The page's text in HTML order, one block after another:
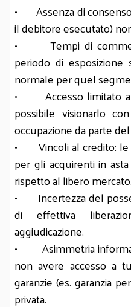
• Assenza di
il debitore esecutato)
• Tempi di
periodo di
normale per quel
• Accesso limitato
possibile visionarlo
occupazione da parte
• Vincoli al credito: le
per gli acquirenti in
rispetto al libero mercato.
• Incertezza del
di effettiva
aggiudicazione.
• Asimmetria
non avere accesso a
garanzie (es. garanzia
privata.